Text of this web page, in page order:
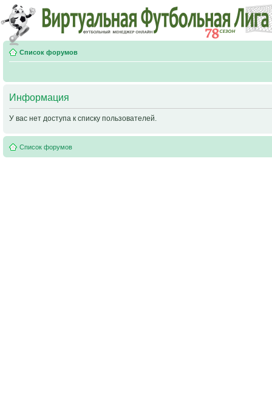
Список форумов
Информация
У вас нет доступа к списку пользователей.
Список форумов